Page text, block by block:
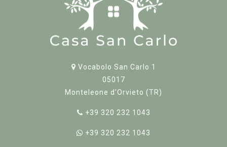
Vocabolo San Carlo 1
05017
Monteleone d'Orvieto (TR)
+39 320 232 1043
+39 320 232 1043